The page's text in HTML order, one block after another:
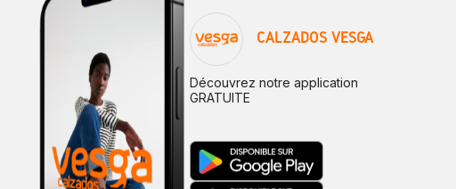
CALZADOS VESGA
Découvrez notre application
GRATUITE